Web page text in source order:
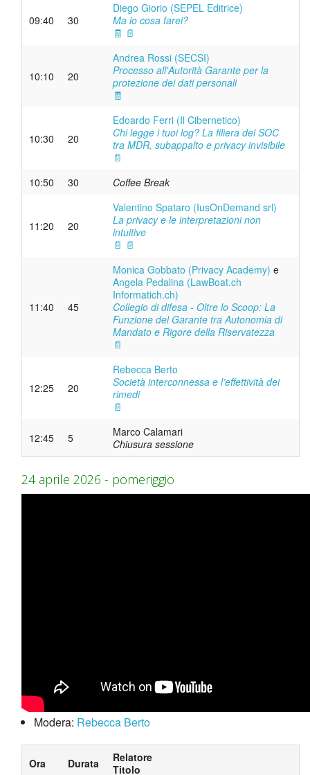
09:40 30
Diego Giorio (SEPEL Editrice)
Ma io cosa farei?
🧾 📄
10:10 20
Andrea Rossi (SECSI)
Processo all'Autorità Garante per la
protezione dei dati personali
🧾
10:30 20
Edoardo Ferri (Il Cibernetico)
Chi legge i tuoi log? La filiera del SOC
tra MDR, subappalto e privacy invisibile
📄
10:50
30 Coffee Break
11:20 20
Valentino Spataro (IusOnDemand srl)
La privacy e le interpretazioni non
intuitive
📄 📄
11:40 45
Monica Gobbato (Privacy Academy) e
Angela Pedalina (LawBoat.ch
Informatich.ch)
Collegio di difesa - Oltre lo Scoop: La
Funzione del Garante tra Autonomia di
Mandato e Rigore della Riservatezza
📄
12:25 20
Rebecca Berto
Società interconnessa e l’effettività dei
rimedi
📄
12:45 5
Marco Calamari
Chiusura sessione
24 aprile 2026 - pomeriggio
Modera: Rebecca Berto
Ora Durata
Relatore
Titolo